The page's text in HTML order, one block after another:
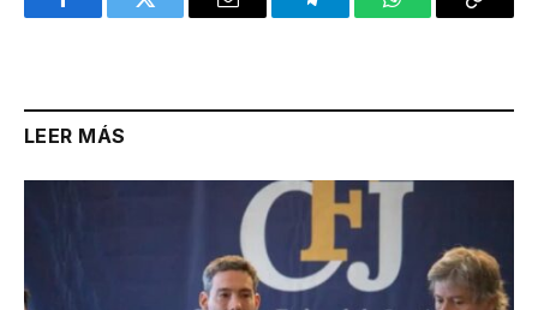
FacebookTwitter Email TelegramWhatsAppCopy
LEER MÁS